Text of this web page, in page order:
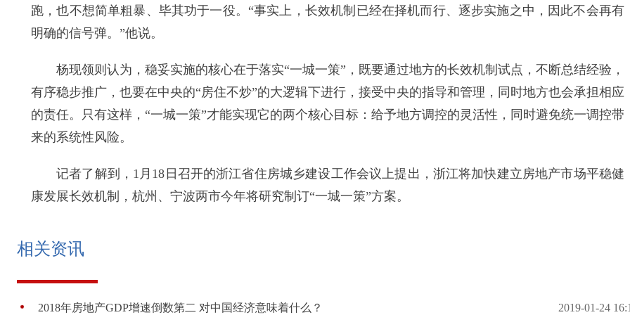
跑，也不想简单粗暴、毕其功于一役。“事实上，长效机制已经在择机而行、逐步实施之中，因此不会再有
明确的信号弹。”他说。
杨现领则认为，稳妥实施的核心在于落实“一城一策”，既要通过地方的长效机制试点，不断总结经验，
有序稳步推广，也要在中央的“房住不炒”的大逻辑下进行，接受中央的指导和管理，同时地方也会承担相应
的责任。只有这样，“一城一策”才能实现它的两个核心目标：给予地方调控的灵活性，同时避免统一调控带
来的系统性风险。
记者了解到，1月18日召开的浙江省住房城乡建设工作会议上提出，浙江将加快建立房地产市场平稳健
康发展长效机制，杭州、宁波两市今年将研究制订“一城一策”方案。
相关资讯
2018年房地产GDP增速倒数第二 对中国经济意味着什么？ 2019-01-24